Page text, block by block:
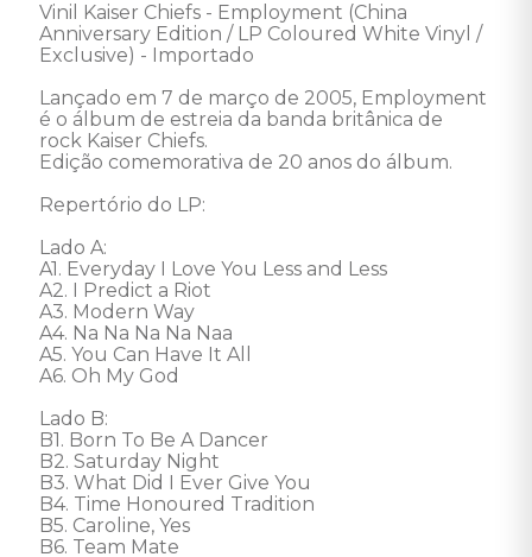
Vinil Kaiser Chiefs - Employment (China
Anniversary Edition / LP Coloured White Vinyl /
Exclusive) - Importado
Lançado em 7 de março de 2005, Employment
é o álbum de estreia da banda britânica de
rock Kaiser Chiefs.
Edição comemorativa de 20 anos do álbum.
Repertório do LP:
Lado A:
A1. Everyday I Love You Less and Less
A2. I Predict a Riot
A3. Modern Way
A4. Na Na Na Na Naa
A5. You Can Have It All
A6. Oh My God
Lado B:
B1. Born To Be A Dancer
B2. Saturday Night
B3. What Did I Ever Give You
B4. Time Honoured Tradition
B5. Caroline, Yes
B6. Team Mate